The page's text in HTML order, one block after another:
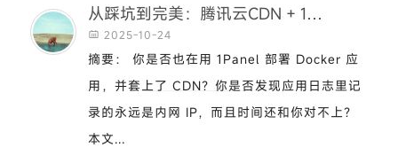
从踩坑到完美：腾讯云CDN + 1Panel + Docker下获取真实IP与同步时区的终极指南
 2025-10-24
摘要： 你是否也在用 1Panel 部署 Docker 应
用，并套上了 CDN？你是否发现应用日志里记
录的永远是内网 IP，而且时间还和你对不上？
本文...